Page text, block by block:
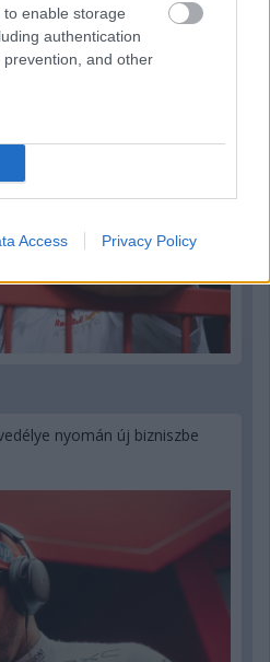
enable storage
authentication
and other
Access Privacy Policy
nem tudják, mi történik
nyomán új bizniszbe